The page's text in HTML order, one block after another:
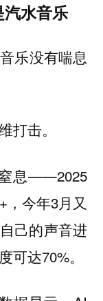
水音乐
乐没有喘息
打击。
息——2025
，今年3月又
己的声音进
达70%。